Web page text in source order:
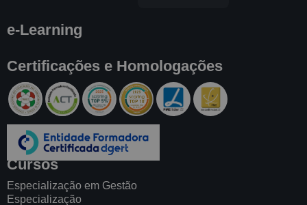
e-Learning
Certificações e Homologações
Cursos
Especialização em Gestão
Especialização